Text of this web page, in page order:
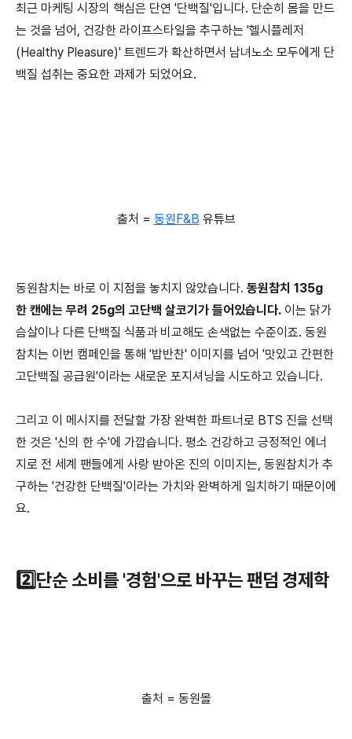
최근 마케팅 시장의 핵심은 단연 '단백질'입니다. 단순히 몸을 만드
는 것을 넘어, 건강한 라이프스타일을 추구하는 '헬시플레저
(Healthy Pleasure)' 트렌드가 확산하면서 남녀노소 모두에게 단
백질 섭취는 중요한 과제가 되었어요.
출처 = 동원F&B 유튜브
동원참치는 바로 이 지점을 놓치지 않았습니다. 동원참치 135g
한 캔에는 무려 25g의 고단백 살코기가 들어있습니다. 이는 닭가
슴살이나 다른 단백질 식품과 비교해도 손색없는 수준이죠. 동원
참치는 이번 캠페인을 통해 '밥반찬' 이미지를 넘어 '맛있고 간편한
고단백질 공급원'이라는 새로운 포지셔닝을 시도하고 있습니다.
그리고 이 메시지를 전달할 가장 완벽한 파트너로 BTS 진을 선택
한 것은 '신의 한 수'에 가깝습니다. 평소 건강하고 긍정적인 에너
지로 전 세계 팬들에게 사랑 받아온 진의 이미지는, 동원참치가 추
구하는 '건강한 단백질'이라는 가치와 완벽하게 일치하기 때문이에
요.
2️⃣단순 소비를 '경험'으로 바꾸는 팬덤 경제학
출처 = 동원몰